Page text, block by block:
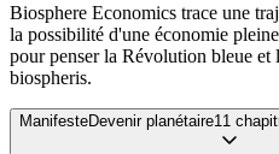
Biosphere Economics trace une
la possibilité d'une économie
pour penser la Révolution bleue et
biospheris.
ManifesteDevenir planétaire11